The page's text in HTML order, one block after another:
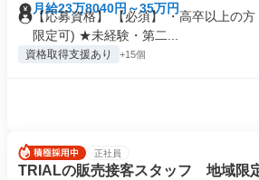
月給23万8040円～35万円
【応募資格】 【必須】 ・高卒以上の
限定可) ★未経験・第二...
資格取得支援あり +15個
正社員
TRIALの販売接客スタッフ 地域限